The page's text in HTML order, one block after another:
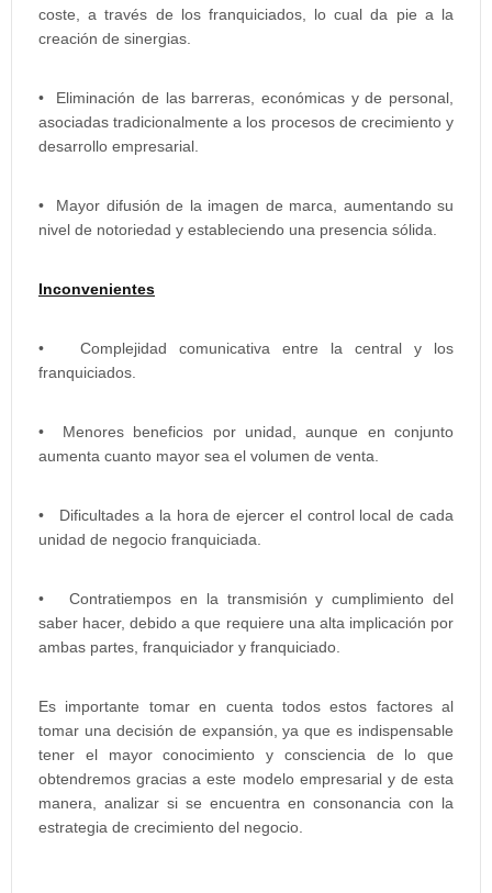
coste, a través de los franquiciados, lo cual da pie a la
creación de sinergias.
• Eliminación de las barreras, económicas y de personal,
asociadas tradicionalmente a los procesos de crecimiento y
desarrollo empresarial.
• Mayor difusión de la imagen de marca, aumentando su
nivel de notoriedad y estableciendo una presencia sólida.
Inconvenientes
• Complejidad comunicativa entre la central y los
franquiciados.
• Menores beneficios por unidad, aunque en conjunto
aumenta cuanto mayor sea el volumen de venta.
• Dificultades a la hora de ejercer el control local de cada
unidad de negocio franquiciada.
• Contratiempos en la transmisión y cumplimiento del
saber hacer, debido a que requiere una alta implicación por
ambas partes, franquiciador y franquiciado.
Es importante tomar en cuenta todos estos factores al
tomar una decisión de expansión, ya que es indispensable
tener el mayor conocimiento y consciencia de lo que
obtendremos gracias a este modelo empresarial y de esta
manera, analizar si se encuentra en consonancia con la
estrategia de crecimiento del negocio.